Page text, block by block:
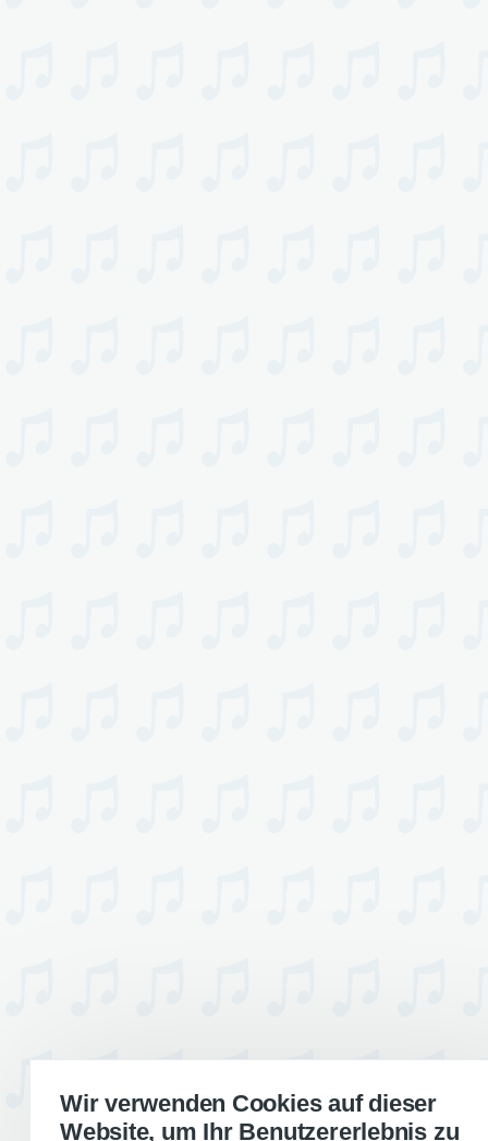
Wir verwenden Cookies auf dieser
Website, um Ihr Benutzererlebnis zu